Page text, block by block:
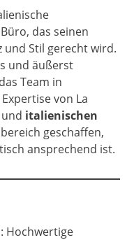
das seinen
und Stil gerecht wird.
und äußerst
Team in
von La
und italienischen
geschaffen,
ansprechend ist.
: Hochwertige